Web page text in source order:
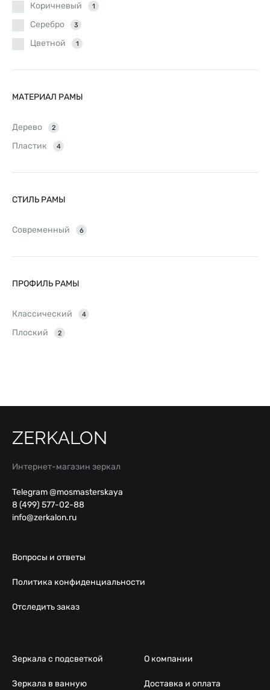
Коричневый 1
Серебро 3
Цветной 1
МАТЕРИАЛ РАМЫ
Дерево 2
Пластик 4
СТИЛЬ РАМЫ
Современный 6
ПРОФИЛЬ РАМЫ
Классический 4
Плоский 2
ZERKALON
Интернет-магазин зеркал
Telegram @mosmasterskaya
8 (499) 577-02-88
info@zerkalon.ru
Вопросы и ответы
Политика конфиденциальности
Отследить заказ
Зеркала с подсветкой
Зеркала в ванную
О компании
Доставка и оплата